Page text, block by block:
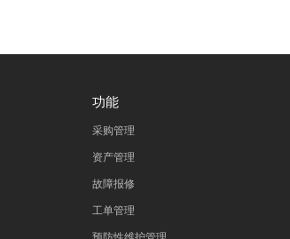
功能
采购管理
资产管理
故障报修
工单管理
预防性维护管理